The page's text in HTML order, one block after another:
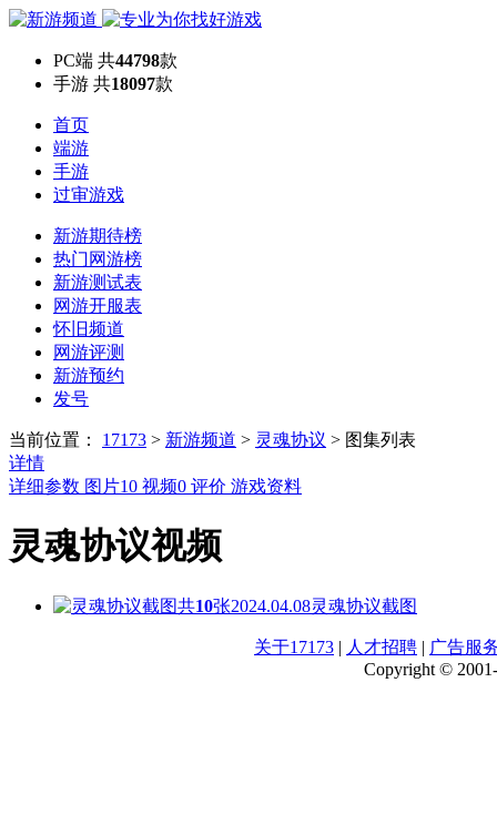
PC端 共44798款
手游 共18097款
首页
端游
手游
过审游戏
新游期待榜
热门网游榜
新游测试表
网游开服表
怀旧频道
网游评测
新游预约
发号
当前位置： 17173 > 新游频道 > 灵魂协议 > 图集列表
详情
详细参数 图片10 视频0 评价 游戏资料
灵魂协议视频
共10张2024.04.08灵魂协议截图
关于17173 | 人才招聘 | 广告服
Copyright ©